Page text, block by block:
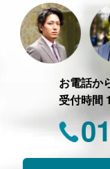
お電話か
受付時間